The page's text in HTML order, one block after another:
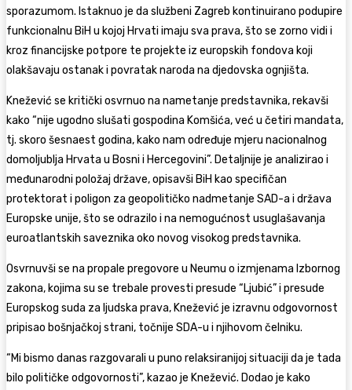
sporazumom. Istaknuo je da službeni Zagreb kontinuirano podupire
funkcionalnu BiH u kojoj Hrvati imaju sva prava, što se zorno vidi i
kroz financijske potpore te projekte iz europskih fondova koji
olakšavaju ostanak i povratak naroda na djedovska ognjišta.
Knežević se kritički osvrnuo na nametanje predstavnika, rekavši
kako “nije ugodno slušati gospodina Komšića, već u četiri mandata,
tj. skoro šesnaest godina, kako nam određuje mjeru nacionalnog
domoljublja Hrvata u Bosni i Hercegovini”. Detaljnije je analizirao i
međunarodni položaj države, opisavši BiH kao specifičan
protektorat i poligon za geopolitičko nadmetanje SAD-a i država
Europske unije, što se odrazilo i na nemogućnost usuglašavanja
euroatlantskih saveznika oko novog visokog predstavnika.
Osvrnuvši se na propale pregovore u Neumu o izmjenama Izbornog
zakona, kojima su se trebale provesti presude “Ljubić” i presude
Europskog suda za ljudska prava, Knežević je izravnu odgovornost
pripisao bošnjačkoj strani, točnije SDA-u i njihovom čelniku.
“Mi bismo danas razgovarali u puno relaksiranijoj situaciji da je tada
bilo političke odgovornosti”, kazao je Knežević. Dodao je kako